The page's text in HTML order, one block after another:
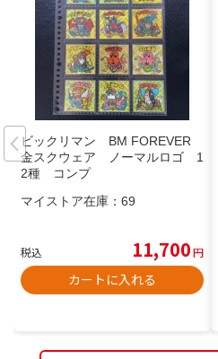
ビックリマン BM FOREVER
金スクウェア ノーマルロゴ 1
2種 コンプ
マイストア在庫： 69
税込 11,700円
カートに入れる